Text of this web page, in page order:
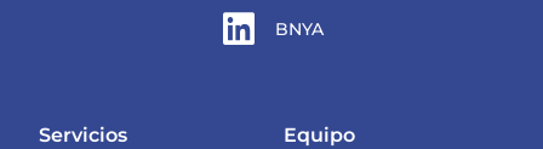
BNYA
Servicios Equipo